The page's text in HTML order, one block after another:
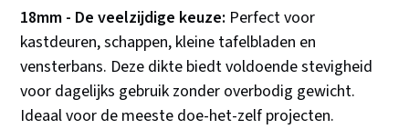
18mm - De veelzijdige keuze: Perfect voor
kastdeuren, schappen, kleine tafelbladen en
vensterbans. Deze dikte biedt voldoende stevigheid
voor dagelijks gebruik zonder overbodig gewicht.
Ideaal voor de meeste doe-het-zelf projecten.